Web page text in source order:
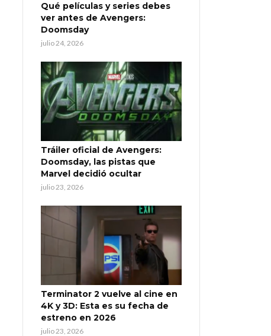
Qué películas y series debes
ver antes de Avengers:
Doomsday
julio 24, 2026
Tráiler oficial de Avengers:
Doomsday, las pistas que
Marvel decidió ocultar
julio 23, 2026
Terminator 2 vuelve al cine en
4K y 3D: Esta es su fecha de
estreno en 2026
julio 23, 2026